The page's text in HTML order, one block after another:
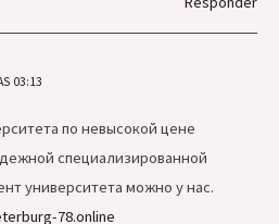
03:13
по невысокой цене
специализированной
университета можно у нас.
78.online